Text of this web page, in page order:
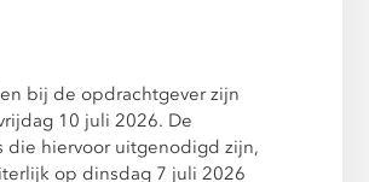
bij de opdrachtgever zijn
10 juli 2026. De
die hiervoor uitgenodigd zijn,
op dinsdag 7 juli 2026